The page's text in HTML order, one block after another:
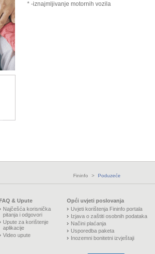
* -iznajmljivanje motornih vozila
Fininfo > Poduzeće
& Upute
Najčešća korisnička
pitanja i odgovori
Upute za korištenje
aplikacije
Video upute
Opći uvjeti poslovanja
Uvjeti korištenja Fininfo portala
Izjava o zaštiti osobnih podataka
Načini plaćanja
Usporedba paketa
Inozemni bonitetni izvještaji